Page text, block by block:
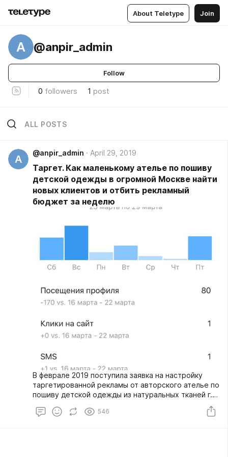
About Teletype Join
A @anpir_admin
Follow
0 followers 1 post
ALL POSTS
A
@anpir_admin April 29, 2019
Таргет. Как маленькому ателье по пошиву
детской одежды в огромной Москве найти
новых клиентов и отбить рекламный
бюджет за неделю
В феврале 2019 поступила заявка на настройку
таргетированной рекламы от авторского ателье по
пошиву детской одежды из натуральных тканей г.
546